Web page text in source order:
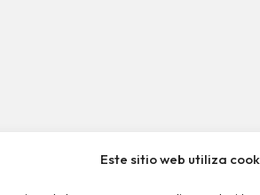
Este sitio web utiliza